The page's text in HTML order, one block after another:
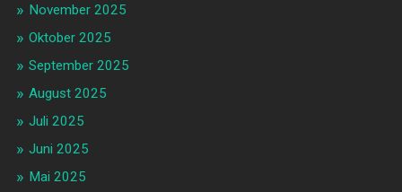
November 2025
Oktober 2025
September 2025
August 2025
Juli 2025
Juni 2025
Mai 2025